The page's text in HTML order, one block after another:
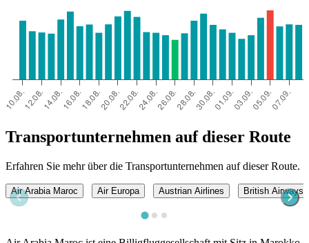
Transportunternehmen auf dieser Route
Erfahren Sie mehr über die Transportunternehmen auf dieser Route.
Air Arabia Maroc Air Europa Austrian Airlines British Airways